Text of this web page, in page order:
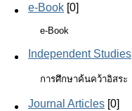
e-Book [0]
e-Book
Independent Studies
การศึกษาค้นคว้าอิสระ
Journal Articles [0]